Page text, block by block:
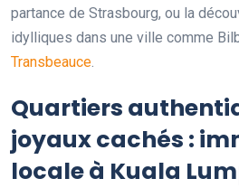
partance de Strasbourg, ou la
idylliques dans une ville comme
Transbeauce
Quartiers
joyaux cachés :
locale à Kuala